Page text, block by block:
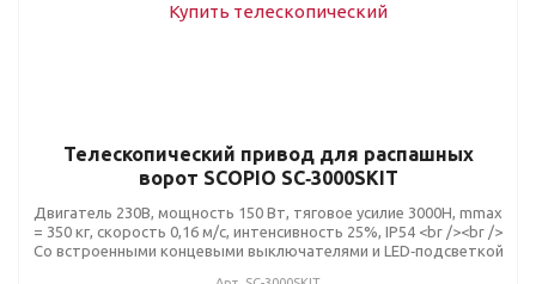
Телескопический привод для распашных
ворот SCOPIO SC‑3000SKIT
Двигатель 230В, мощность 150 Вт, тяговое усилие 3000Н, mmax
= 350 кг, скорость 0,16 м/с, интенсивность 25%, IP54 <br /><br />
Со встроенными концевыми выключателями и LED‑подсветкой